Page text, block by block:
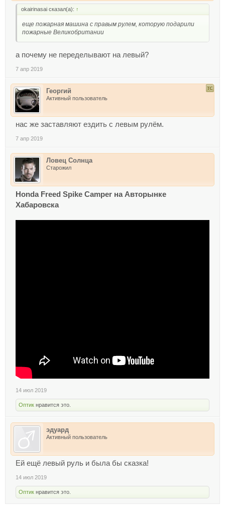
okairinasai сказал(а): ↑
еще пожарная машина с правым рулем, которую подарили
пожарные Великобритании
а почему не переделывают на левый?
7 апр 2019
Георгий
Активный пользователь
нас же заставляют ездить с левым рулём.
7 апр 2019
Ловец Солнца
Старожил
Honda Freed Spike Camper на Авторынке
Хабаровска
14 июл 2019
Оптик нравится это.
эдуард
Активный пользователь
Ей ещё левый руль и была бы сказка!
14 июл 2019
Оптик нравится это.